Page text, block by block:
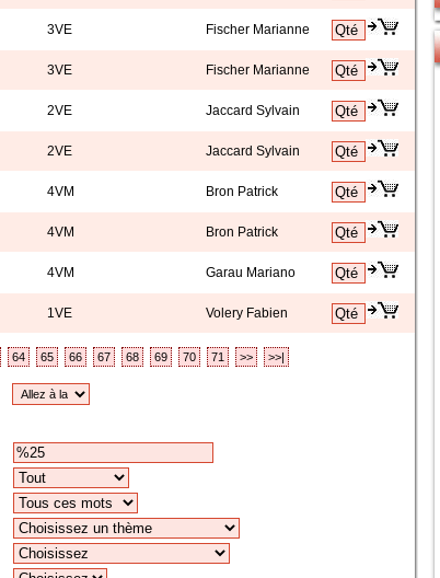
3VE Fischer Marianne
3VE Fischer Marianne
2VE Jaccard Sylvain
2VE Jaccard Sylvain
4VM Bron Patrick
4VM Bron Patrick
4VM Garau Mariano
1VE Volery Fabien
64 65 66 67 68 69 70 71 >> >>|